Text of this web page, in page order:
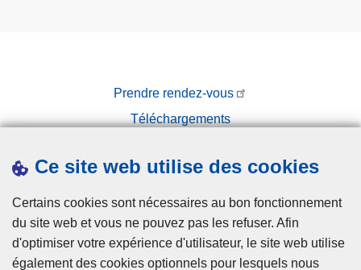
Ce site web utilise des cookies
Certains cookies sont nécessaires au bon fonctionnement
du site web et vous ne pouvez pas les refuser. Afin
d'optimiser votre expérience d'utilisateur, le site web utilise
également des cookies optionnels pour lesquels nous
Prendre rendez-vous
Téléchargements